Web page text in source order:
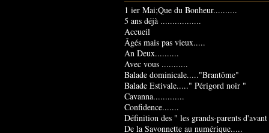
1 ier Mai;Que du Bonheur..........
5 ans déjà .................
Accueil
Âgés mais pas vieux.....
An Deux..........
Avec vous ...........
Balade dominicale....."Brantôme"
Balade Estivale....." Périgord noir "
Cavanna.............
Confidence.......
Définition des " les grands-parents
De la Savonnette au numérique.....